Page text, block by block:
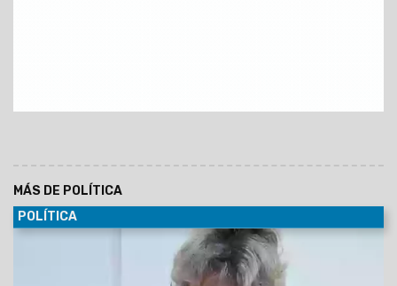
MÁS DE POLÍTICA
POLÍTICA
En medio de la crisis económica que golpea a
los jubilados, la concejal Mirta Edith Copes —integrante del
bloque de La Libertad Avanza en el Concejo Deliberante de